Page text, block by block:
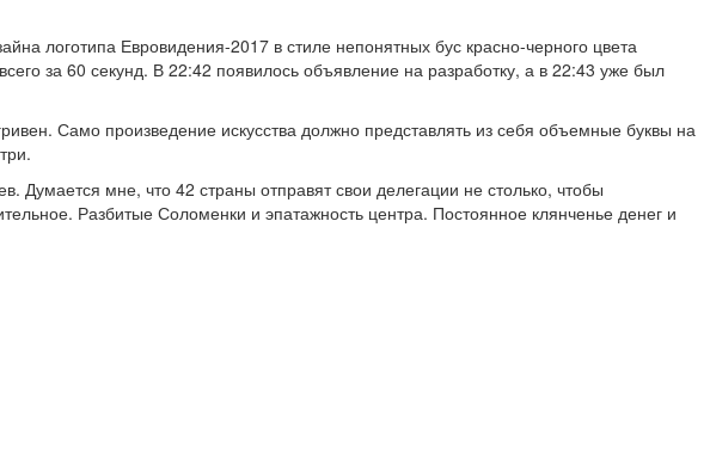
логотипа Евровидения-2017 в стиле непонятных бус красно-черного цвета
за 60 секунд. В 22:42 появилось объявление на разработку, а в 22:43 уже был
Само произведение искусства должно представлять из себя объемные буквы на
мне, что 42 страны отправят свои делегации не столько, чтобы
Разбитые Соломенки и эпатажность центра. Постоянное клянченье денег и